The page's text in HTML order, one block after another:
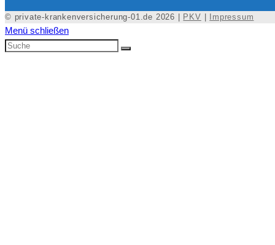
© private-krankenversicherung-01.de 2026 | PKV Impressum
Menü schließen